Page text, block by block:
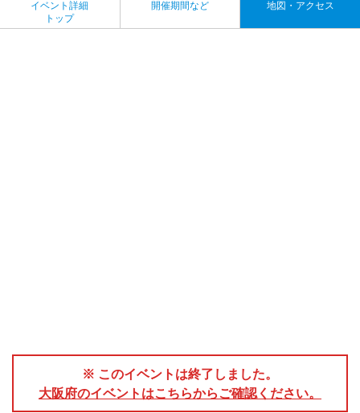
イベント詳細
トップ
開催期間など 地図・アクセス
※ このイベントは終了しました。
大阪府のイベントはこちらからご確認ください。